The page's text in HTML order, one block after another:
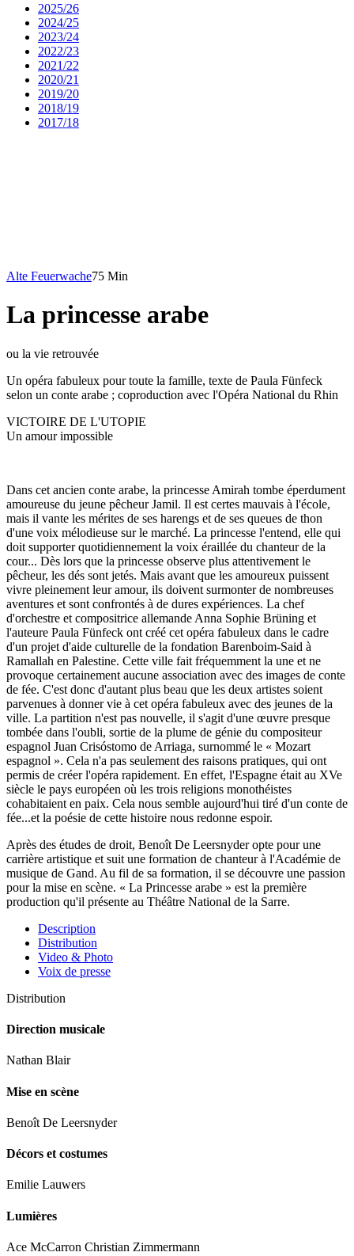
2025/26
2024/25
2023/24
2022/23
2021/22
2020/21
2019/20
2018/19
2017/18
Alte Feuerwache75 Min
La princesse arabe
ou la vie retrouvée
Un opéra fabuleux pour toute la famille, texte de Paula Fünfeck
selon un conte arabe ; coproduction avec l'Opéra National du Rhin
VICTOIRE DE L'UTOPIE
Un amour impossible
Dans cet ancien conte arabe, la princesse Amirah tombe éperdument
amoureuse du jeune pêcheur Jamil. Il est certes mauvais à l'école,
mais il vante les mérites de ses harengs et de ses queues de thon
d'une voix mélodieuse sur le marché. La princesse l'entend, elle qui
doit supporter quotidiennement la voix éraillée du chanteur de la
cour... Dès lors que la princesse observe plus attentivement le
pêcheur, les dés sont jetés. Mais avant que les amoureux puissent
vivre pleinement leur amour, ils doivent surmonter de nombreuses
aventures et sont confrontés à de dures expériences. La chef
d'orchestre et compositrice allemande Anna Sophie Brüning et
l'auteure Paula Fünfeck ont créé cet opéra fabuleux dans le cadre
d'un projet d'aide culturelle de la fondation Barenboim-Said à
Ramallah en Palestine. Cette ville fait fréquemment la une et ne
provoque certainement aucune association avec des images de conte
de fée. C'est donc d'autant plus beau que les deux artistes soient
parvenues à donner vie à cet opéra fabuleux avec des jeunes de la
ville. La partition n'est pas nouvelle, il s'agit d'une œuvre presque
tombée dans l'oubli, sortie de la plume de génie du compositeur
espagnol Juan Crisóstomo de Arriaga, surnommé le « Mozart
espagnol ». Cela n'a pas seulement des raisons pratiques, qui ont
permis de créer l'opéra rapidement. En effet, l'Espagne était au XVe
siècle le pays européen où les trois religions monothéistes
cohabitaient en paix. Cela nous semble aujourd'hui tiré d'un conte de
fée...et la poésie de cette histoire nous redonne espoir.
Après des études de droit, Benoît De Leersnyder opte pour une
carrière artistique et suit une formation de chanteur à l'Académie de
musique de Gand. Au fil de sa formation, il se découvre une passion
pour la mise en scène. « La Princesse arabe » est la première
production qu'il présente au Théâtre National de la Sarre.
Description
Distribution
Video & Photo
Voix de presse
Distribution
Direction musicale
Nathan Blair
Mise en scène
Benoît De Leersnyder
Décors et costumes
Emilie Lauwers
Lumières
Ace McCarron Christian Zimmermann